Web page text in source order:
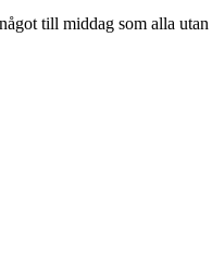
till middag som alla